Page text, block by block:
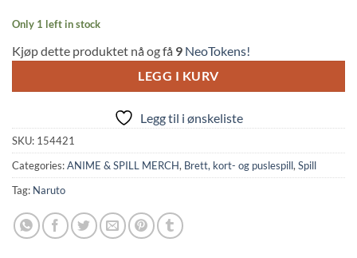
Only 1 left in stock
Kjøp dette produktet nå og få 9 NeoTokens!
LEGG I KURV
Legg til i ønskeliste
SKU: 154421
Categories:ANIME & SPILL MERCH, Brett, kort- og puslespill,Spill
Tag: Naruto